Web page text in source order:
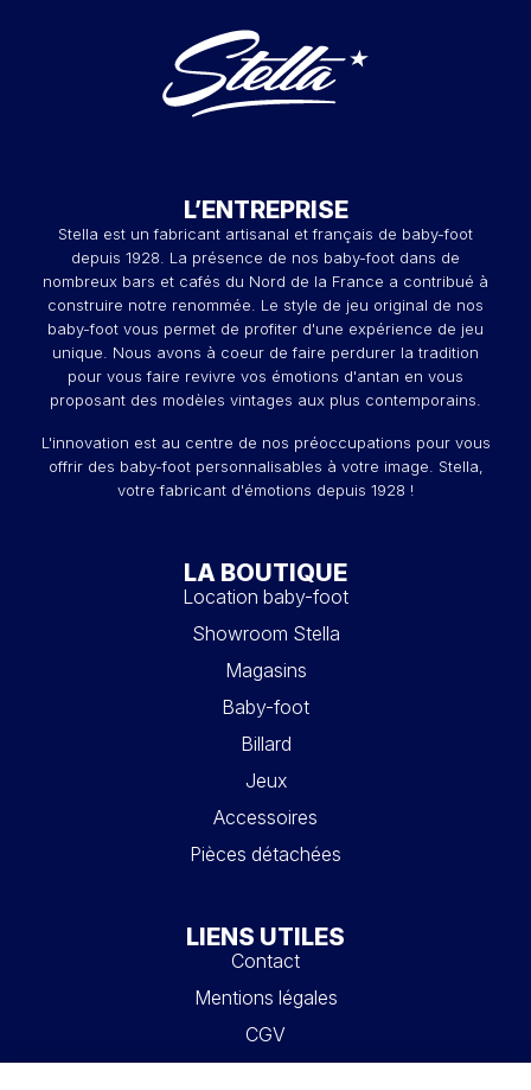
L’ENTREPRISE
Stella est un fabricant artisanal et français de baby-foot
depuis 1928. La présence de nos baby-foot dans de
nombreux bars et cafés du Nord de la France a contribué à
construire notre renommée. Le style de jeu original de nos
baby-foot vous permet de profiter d'une expérience de jeu
unique. Nous avons à coeur de faire perdurer la tradition
pour vous faire revivre vos émotions d'antan en vous
proposant des modèles vintages aux plus contemporains.
L'innovation est au centre de nos préoccupations pour vous
offrir des baby-foot personnalisables à votre image. Stella,
votre fabricant d'émotions depuis 1928 !
LA BOUTIQUE
Location baby-foot
Showroom Stella
Magasins
Baby-foot
Billard
Jeux
Accessoires
Pièces détachées
LIENS UTILES
Contact
Mentions légales
CGV
Mon compte